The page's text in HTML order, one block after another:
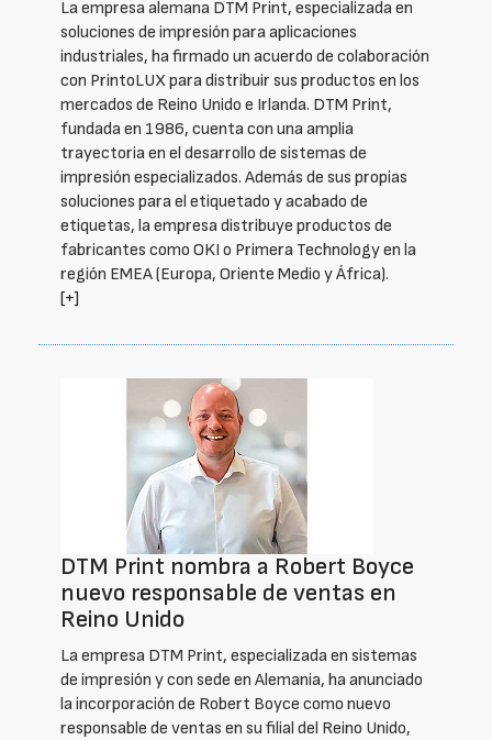
La empresa alemana DTM Print, especializada en
soluciones de impresión para aplicaciones
industriales, ha firmado un acuerdo de colaboración
con PrintoLUX para distribuir sus productos en los
mercados de Reino Unido e Irlanda. DTM Print,
fundada en 1986, cuenta con una amplia
trayectoria en el desarrollo de sistemas de
impresión especializados. Además de sus propias
soluciones para el etiquetado y acabado de
etiquetas, la empresa distribuye productos de
fabricantes como OKI o Primera Technology en la
región EMEA (Europa, Oriente Medio y África).
[+]
DTM Print nombra a Robert Boyce
nuevo responsable de ventas en
Reino Unido
La empresa DTM Print, especializada en sistemas
de impresión y con sede en Alemania, ha anunciado
la incorporación de Robert Boyce como nuevo
responsable de ventas en su filial del Reino Unido,